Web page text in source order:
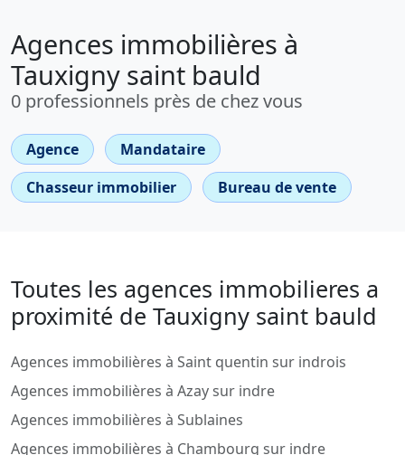
Agences immobilières à
Tauxigny saint bauld
0 professionnels près de chez vous
Agence
Mandataire
Chasseur immobilier
Bureau de vente
Toutes les agences immobilieres a
proximité de Tauxigny saint bauld
Agences immobilières à Saint quentin sur indrois
Agences immobilières à Azay sur indre
Agences immobilières à Sublaines
Agences immobilières à Chambourg sur indre